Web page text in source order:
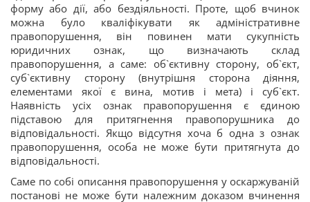
форму або дії, або бездіяльності. Проте, щоб вчинок
можна було кваліфікувати як адміністративне
правопорушення, він повинен мати сукупність
юридичних ознак, що визначають склад
правопорушення, а саме: об`єктивну сторону, об`єкт,
суб`єктивну сторону (внутрішня сторона діяння,
елементами якої є вина, мотив і мета) і суб`єкт.
Наявність усіх ознак правопорушення є єдиною
підставою для притягнення правопорушника до
відповідальності. Якщо відсутня хоча б одна з ознак
правопорушення, особа не може бути притягнута до
відповідальності.
Саме по собі описання правопорушення у оскаржуваній
постанові не може бути належним доказом вчинення